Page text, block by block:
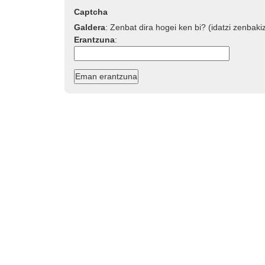
Captcha
Galdera:Zenbat dira hogei ken bi? (idatzi
Erantzuna: